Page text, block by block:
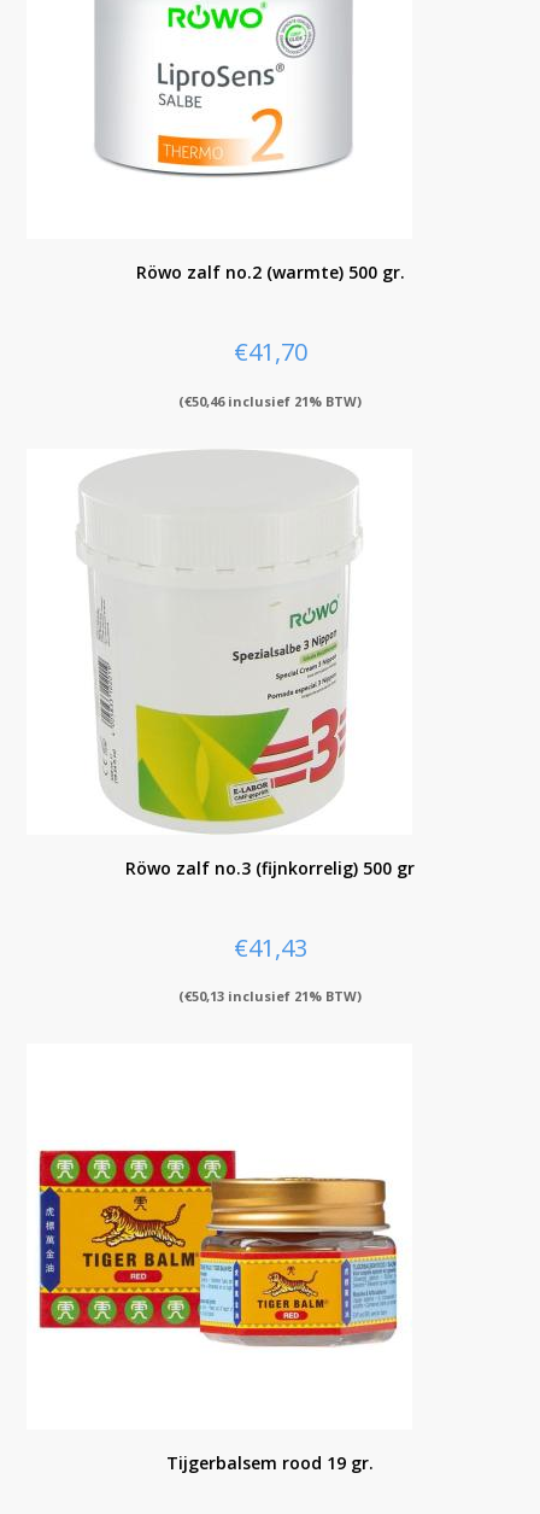
Röwo zalf no.2 (warmte) 500 gr.
€41,70
(€50,46inclusief 21% BTW)
Röwo zalf no.3 (fijnkorrelig) 500 gr
€41,43
(€50,13 inclusief 21% BTW)
Tijgerbalsem rood 19 gr.